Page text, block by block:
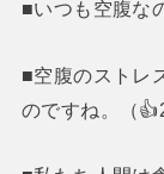
■いつも空腹な
■空腹のストレ
のですね。（